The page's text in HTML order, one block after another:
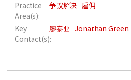
Practice
Area(s):
争议解决 雇佣
Key
Contact(s):
廖泰业 Jonathan Green